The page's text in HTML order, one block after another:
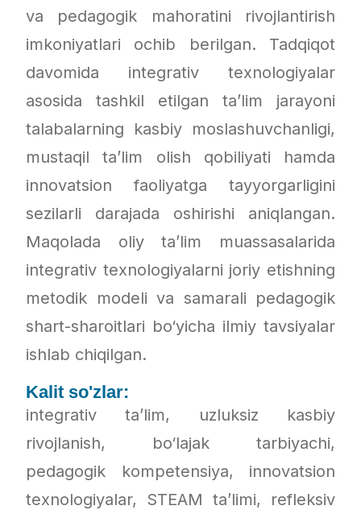
va pedagogik mahoratini rivojlantirish
imkoniyatlari ochib berilgan. Tadqiqot
davomida integrativ texnologiyalar
asosida tashkil etilgan ta’lim jarayoni
talabalarning kasbiy moslashuvchanligi,
mustaqil ta’lim olish qobiliyati hamda
innovatsion faoliyatga tayyorgarligini
sezilarli darajada oshirishi aniqlangan.
Maqolada oliy ta’lim muassasalarida
integrativ texnologiyalarni joriy etishning
metodik modeli va samarali pedagogik
shart-sharoitlari bo‘yicha ilmiy tavsiyalar
ishlab chiqilgan.
Kalit so'zlar:
integrativ ta’lim, uzluksiz kasbiy
rivojlanish, bo‘lajak tarbiyachi,
pedagogik kompetensiya, innovatsion
texnologiyalar, STEAM ta’limi, refleksiv